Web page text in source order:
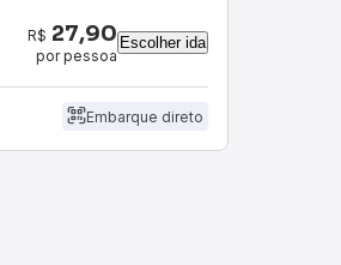
R$ 27,90
por pessoa
Escolher ida
Embarque direto